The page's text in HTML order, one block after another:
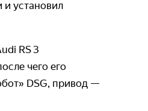
и установил
RS 3
чего его
DSG, привод —